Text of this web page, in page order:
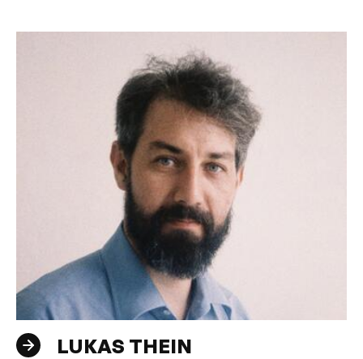
LUKAS THEIN